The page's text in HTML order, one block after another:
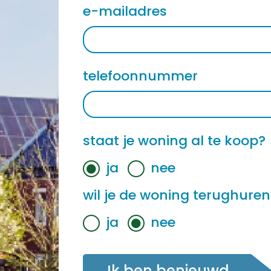
e-mailadres
telefoonnummer
staat je woning al te koop?
ja
nee
wil je de woning
ja
nee